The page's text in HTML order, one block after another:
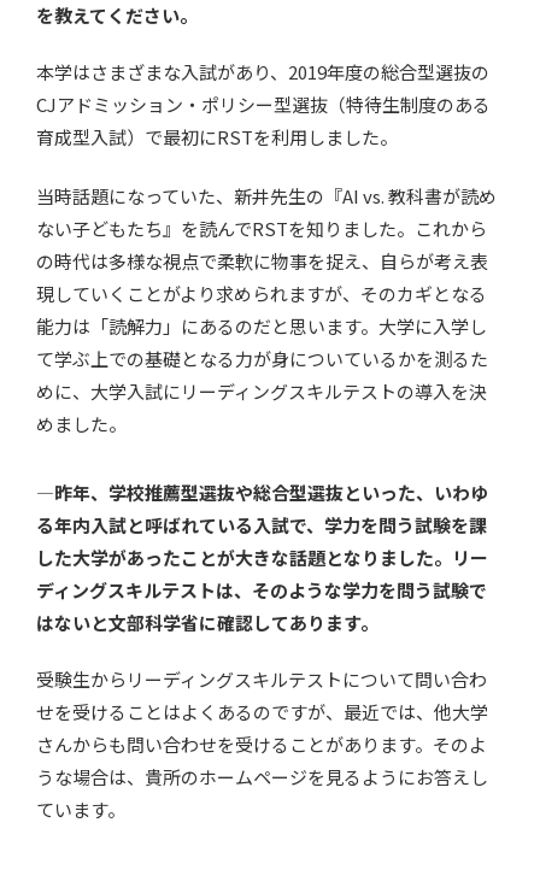
を教えてください。
本学はさまざまな入試があり、2019年度の総合型選抜の
CJアドミッション・ポリシー型選抜（特待生制度のある
育成型入試）で最初にRSTを利用しました。
当時話題になっていた、新井先生の『AI vs. 教科書が読め
ない子どもたち』を読んでRSTを知りました。これから
の時代は多様な視点で柔軟に物事を捉え、自らが考え表
現していくことがより求められますが、そのカギとなる
能力は「読解力」にあるのだと思います。大学に入学し
て学ぶ上での基礎となる力が身についているかを測るた
めに、大学入試にリーディングスキルテストの導入を決
めました。
—昨年、学校推薦型選抜や総合型選抜といった、いわゆ
る年内入試と呼ばれている入試で、学力を問う試験を課
した大学があったことが大きな話題となりました。リー
ディングスキルテストは、そのような学力を問う試験で
はないと文部科学省に確認してあります。
受験生からリーディングスキルテストについて問い合わ
せを受けることはよくあるのですが、最近では、他大学
さんからも問い合わせを受けることがあります。そのよ
うな場合は、貴所のホームページを見るようにお答えし
ています。